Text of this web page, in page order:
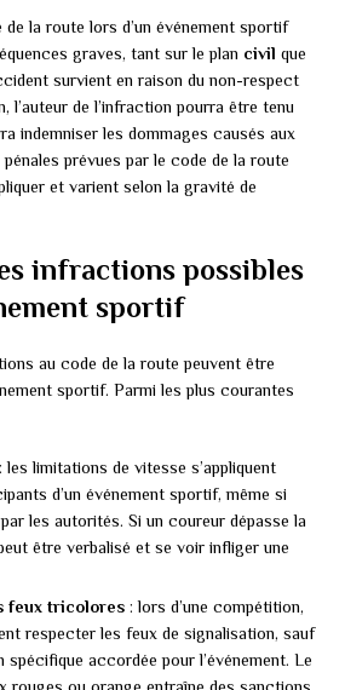
la route lors d’un événement sportif
graves, tant sur le plan civil que
survient en raison du non-respect
l’auteur de l’infraction pourra être tenu
indemniser les dommages causés aux
prévues par le code de la route
et varient selon la gravité de
infractions possibles
sportif
au code de la route peuvent être
sportif. Parmi les plus courantes
: les limitations de vitesse s’appliquent
d’un événement sportif, même si
les autorités. Si un coureur dépasse la
être verbalisé et se voir infliger une
feux tricolores : lors d’une compétition,
respecter les feux de signalisation, sauf
accordée pour l’événement. Le